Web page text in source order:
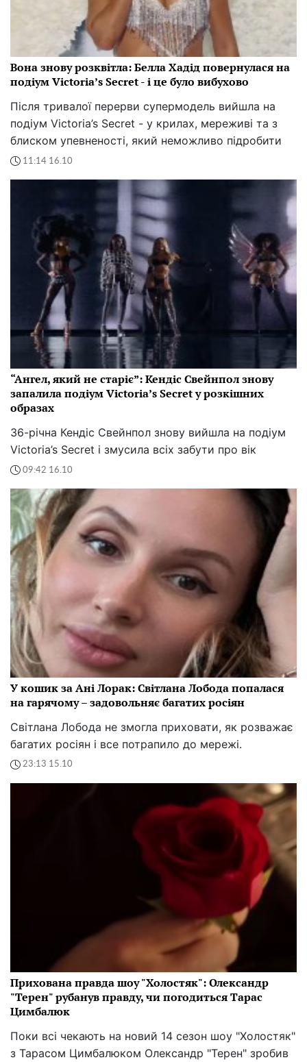
Вона знову розквітла: Белла Хадід повернулася на
подіум Victoria’s Secret - і це було вибухово
Після тривалої перерви супермодель вийшла на
подіум Victoria’s Secret - у крилах, мереживі та з
блиском упевненості, який неможливо підробити
11:14 16.10
“Ангел, який не старіє”: Кендіс Свейнпол знову
запалила подіум Victoria’s Secret у розкішних
образах
36-річна Кендіс Свейнпол знову вийшла на подіум
Victoria’s Secret і змусила всіх забути про вік
09:42 16.10
У кошик за Ані Лорак: Світлана Лобода попалася
на гарячому – задовольняє багатих росіян
Світлана Лобода не змогла приховати, як розважає
багатих росіян і все потрапило до мережі.
23:13 15.10
Прихована правда шоу "Холостяк": Олександр
"Терен" рубанув правду, чи погодиться Тарас
Цимбалюк
Поки всі чекають на новий 14 сезон шоу "Холостяк"
з Тарасом Цимбалюком Олександр "Терен" зробив